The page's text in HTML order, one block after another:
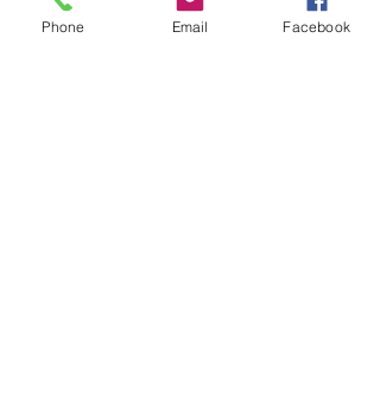
Phone Email Facebook